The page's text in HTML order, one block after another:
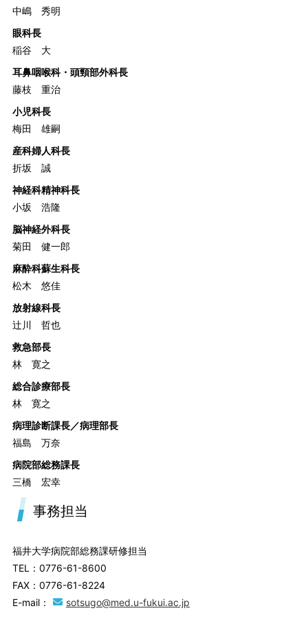
中嶋 秀明
眼科長
稲谷 大
耳鼻咽喉科・頭頸部外科長
藤枝 重治
小児科長
梅田 雄嗣
産科婦人科長
折坂 誠
神経科精神科長
小坂 浩隆
脳神経外科長
菊田 健一郎
麻酔科蘇生科長
松木 悠佳
放射線科長
辻川 哲也
救急部長
林 寛之
総合診療部長
林 寛之
病理診断課長／病理部長
福島 万奈
病院部総務課長
三橋 宏幸
事務担当
福井大学病院部総務課研修担当
TEL：0776-61-8600
FAX：0776-61-8224
E-mail：
sotsugo@med.u-fukui.ac.jp